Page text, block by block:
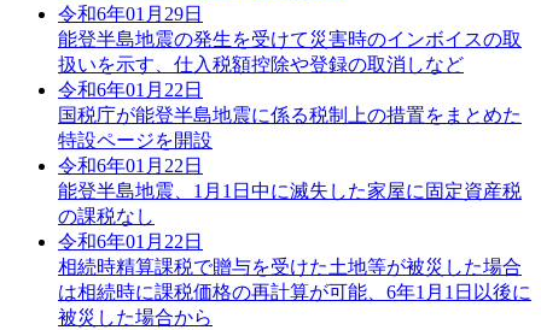
令和6年01月29日
能登半島地震の発生を受けて災害時のインボイスの取
扱いを示す、仕入税額控除や登録の取消しなど
令和6年01月22日
国税庁が能登半島地震に係る税制上の措置をまとめた
特設ページを開設
令和6年01月22日
能登半島地震、1月1日中に滅失した家屋に固定資産税
の課税なし
令和6年01月22日
相続時精算課税で贈与を受けた土地等が被災した場合
は相続時に課税価格の再計算が可能、6年1月1日以後に
被災した場合から